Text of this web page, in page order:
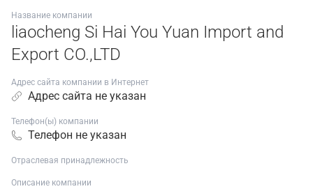
Название компании
liaocheng Si Hai You Yuan Import and
Export CO.,LTD
Адрес сайта компании в Интернет
Адрес сайта не указан
Телефон(ы) компании
Телефон не указан
Отраслевая принадлежность
Описание компании